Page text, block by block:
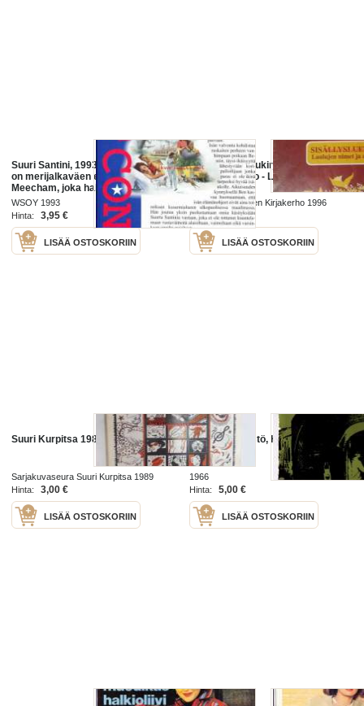
Suuri Santini, 1993. Suuri Santini
on merijalkaväen eversti Bull
Meecham, joka hallitsee
perhettään kuin koulutettua
sotilasyksikköä.
WSOY 1993
Hinta:
3,95 €
LISÄÄ OSTOSKORIIN
Suuri toivelaulukirja 1-13
sisällysluettelo - Laulujen nimet ja
alkusanat
Suuri Suomalainen Kirjakerho 1996
Hinta:
7,00 €
LISÄÄ OSTOSKORIIN
Suuri Kurpitsa 1989 nr 2 (25.)
Sarjakuvaseura Suuri Kurpitsa 1989
Hinta:
3,00 €
LISÄÄ OSTOSKORIIN
Suuri junaryöstö, Henry Kolarz
1966
Hinta:
5,00 €
LISÄÄ OSTOSKORIIN